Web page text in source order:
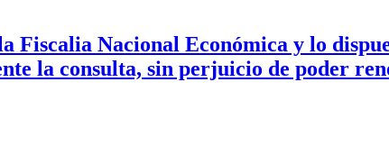
Fiscalia Nacional Económica y lo
la consulta, sin perjuicio de poder